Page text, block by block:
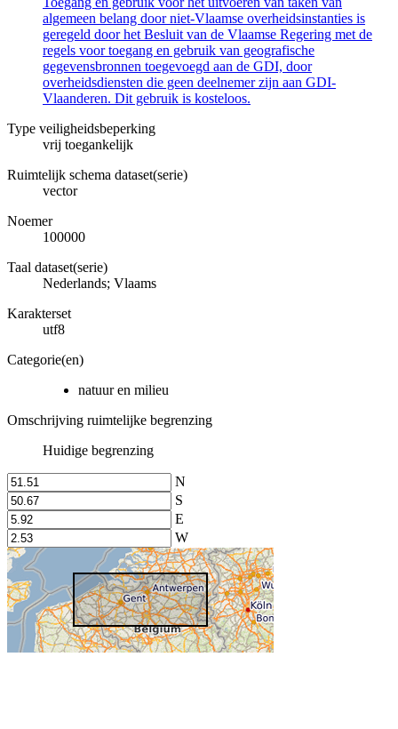
algemeen belang door niet-Vlaamse overheidsinstanties is
geregeld door het Besluit van de Vlaamse Regering met de
regels voor toegang en gebruik van geografische
gegevensbronnen toegevoegd aan de GDI, door
overheidsdiensten die geen deelnemer zijn aan GDI-
Vlaanderen. Dit gebruik is kosteloos.
Type veiligheidsbeperking
vrij toegankelijk
Ruimtelijk schema dataset(serie)
vector
Noemer
100000
Taal dataset(serie)
Nederlands; Vlaams
Karakterset
utf8
Categorie(en)
natuur en milieu
Omschrijving ruimtelijke begrenzing
Huidige begrenzing
N
S
E
W